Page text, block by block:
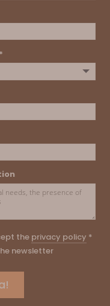
the privacy policy *
newsletter